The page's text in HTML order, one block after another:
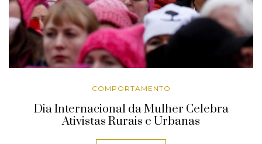
COMPORTAMENTO
Dia Internacional da Mulher Celebra
Ativistas Rurais e Urbanas